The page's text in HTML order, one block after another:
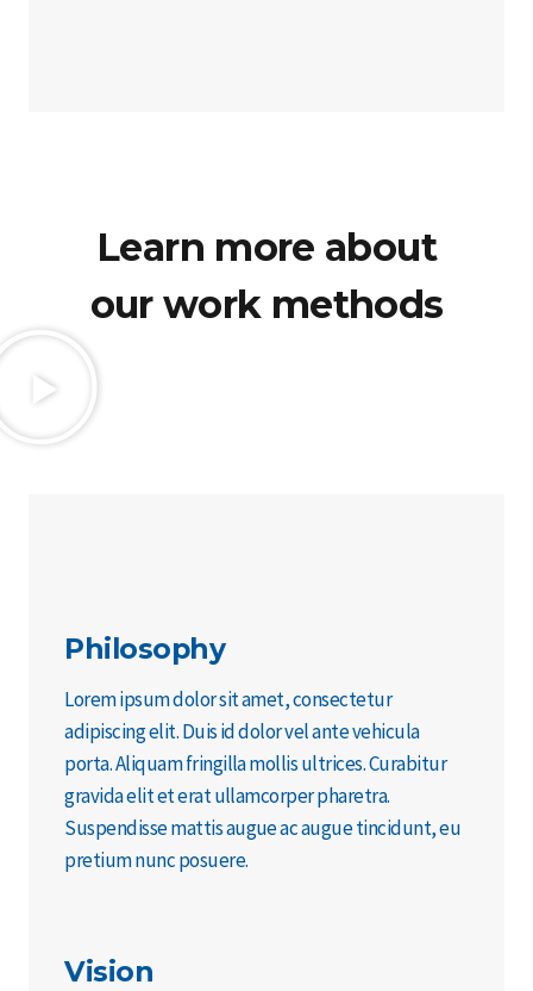
Learn more about
our work methods
Philosophy
Lorem ipsum dolor sit amet, consectetur
adipiscing elit. Duis id dolor vel ante vehicula
porta. Aliquam fringilla mollis ultrices. Curabitur
gravida elit et erat ullamcorper pharetra.
Suspendisse mattis augue ac augue tincidunt, eu
pretium nunc posuere.
Vision